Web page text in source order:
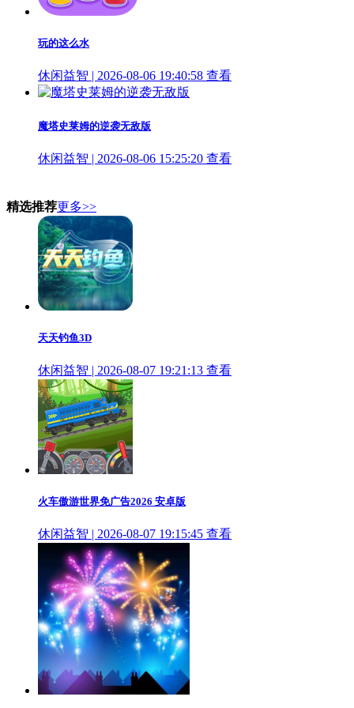
玩的这么水
休闲益智 | 2026-08-06 19:40:58 查看
魔塔史莱姆的逆袭无敌版
休闲益智 | 2026-08-06 15:25:20 查看
精选推荐更多>>
天天钓鱼3D
休闲益智 | 2026-08-07 19:21:13 查看
火车傲游世界免广告2026 安卓版
休闲益智 | 2026-08-07 19:15:45 查看